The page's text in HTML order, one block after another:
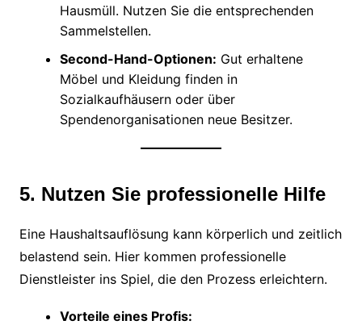
Hausmüll. Nutzen Sie die entsprechenden
Sammelstellen.
Second-Hand-Optionen: Gut erhaltene
Möbel und Kleidung finden in
Sozialkaufhäusern oder über
Spendenorganisationen neue Besitzer.
5. Nutzen Sie professionelle Hilfe
Eine Haushaltsauflösung kann körperlich und zeitlich
belastend sein. Hier kommen professionelle
Dienstleister ins Spiel, die den Prozess erleichtern.
Vorteile eines Profis: